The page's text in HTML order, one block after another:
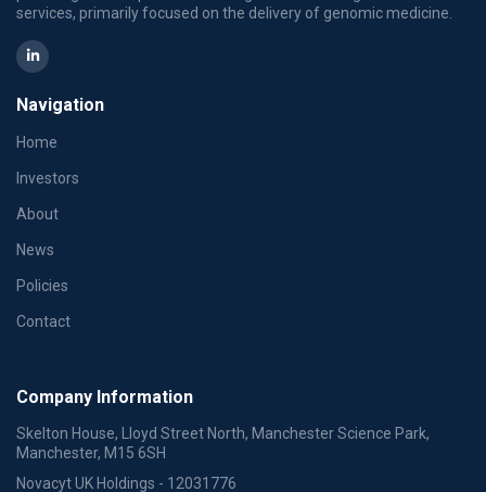
services, primarily focused on the delivery of genomic medicine.
Navigation
Home
Investors
About
News
Policies
Contact
Company Information
Skelton House, Lloyd Street North, Manchester Science Park,
Manchester, M15 6SH
Novacyt UK Holdings - 12031776